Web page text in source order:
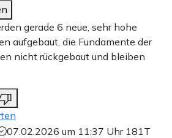
gerade 6 neue, sehr hohe
aufgebaut, die Fundamente der
nicht rückgebaut und bleiben
07.02.2026 um 11:37 Uhr 181T